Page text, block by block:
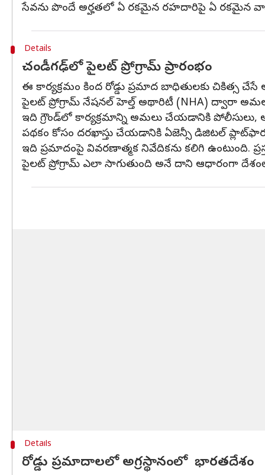
సేవను పొందే అర్హతలో ఏ రకమైన రహదారిపై ఏ రకమైన
Details
చండీగఢ్‌లో పైలట్ ప్రోగ్రామ్ ప్రారంభం
ఈ కార్యక్రమం కింద రోడ్డు ప్రమాద బాధితులకు చికిత్స
పైలట్ ప్రోగ్రామ్ నేషనల్ హెల్త్ అథారిటీ (NHA) ద్వారా
ఇది గ్రౌండ్‌లో కార్యక్రమాన్ని అమలు చేయడానికి పోలీసులు,
పథకం కోసం దరఖాస్తు చేయడానికి ఏజెన్సీ డిజిటల్
ఇది ప్రమాదంపై వివరణాత్మక నివేదికను కలిగి ఉంటుంది.
పైలట్ ప్రోగ్రామ్ ఎలా సాగుతుంది అనే దాని ఆధారంగా
Details
రోడ్డు ప్రమాదాలలో అగ్రస్థానంలో భారతదేశం